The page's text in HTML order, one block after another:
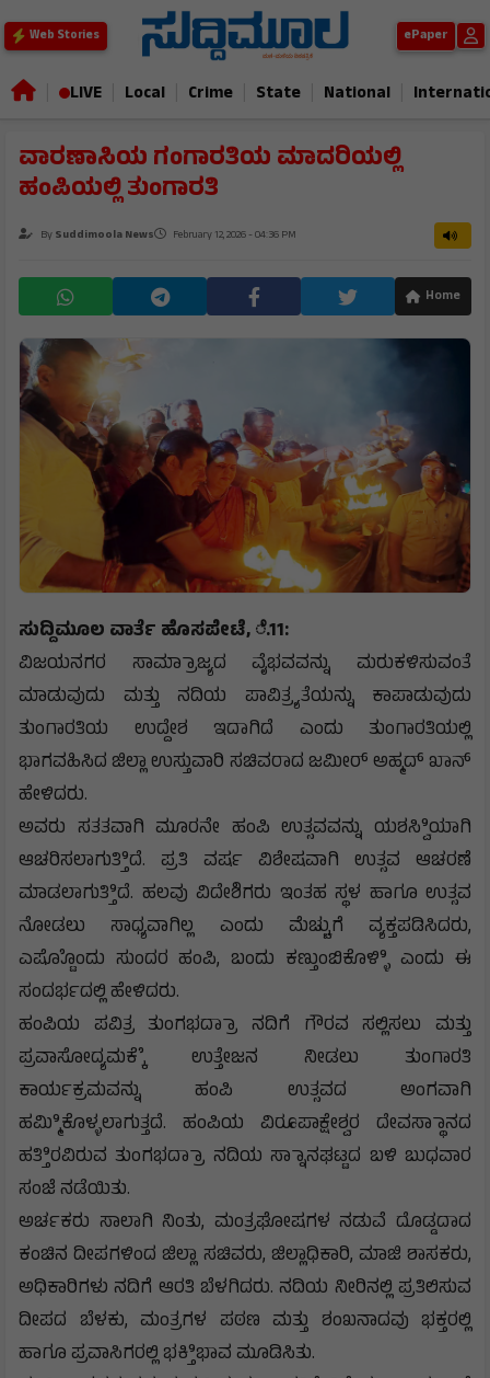
Web Stories ePaper
LIVE Local Crime State National
ವಾರಣಾಸಿಯ ಗಂಗಾರತಿಯ ಮಾದರಿಯಲ್ಲಿ
ಹಂಪಿಯಲ್ಲಿ ತುಂಗಾರತಿ
BySuddimoola News February 12, 2026 - 04:36 PM
Home
ಸುದ್ದಿಮೂಲ ವಾರ್ತೆ ಹೊಸಪೇಟೆ, ೆ.11:
ವಿಜಯನಗರ ಸಾಮ್ರಾಾಜ್ಯದ ವೈಭವವನ್ನು ಮರುಕಳಿಸುವಂತೆ
ಮಾಡುವುದು ಮತ್ತು ನದಿಯ ಪಾವಿತ್ರ್ಯತೆಯನ್ನು ಕಾಪಾಡುವುದು
ತುಂಗಾರತಿಯ ಉದ್ದೇಶ ಇದಾಗಿದೆ ಎಂದು ತುಂಗಾರತಿಯಲ್ಲಿ
ಭಾಗವಹಿಸಿದ ಜಿಲ್ಲಾ ಉಸ್ತುವಾರಿ ಸಚಿವರಾದ ಜಮೀರ್ ಅಹ್ಮದ್ ಖಾನ್
ಹೇಳಿದರು.
ಅವರು ಸತತವಾಗಿ ಮೂರನೇ ಹಂಪಿ ಉತ್ಸವವನ್ನು ಯಶಸ್ವಿಿಯಾಗಿ
ಆಚರಿಸಲಾಗುತ್ತಿಿದೆ. ಪ್ರತಿ ವರ್ಷ ವಿಶೇಷವಾಗಿ ಉತ್ಸವ ಆಚರಣೆ
ಮಾಡಲಾಗುತ್ತಿಿದೆ. ಹಲವು ವಿದೇಶಿಗರು ಇಂತಹ ಸ್ಥಳ ಹಾಗೂ ಉತ್ಸವ
ನೋಡಲು ಸಾಧ್ಯವಾಗಿಲ್ಲ ಎಂದು ಮೆಚ್ಚುಗೆ ವ್ಯಕ್ತಪಡಿಸಿದರು,
ಎಷ್ಟೊೊಂದು ಸುಂದರ ಹಂಪಿ, ಬಂದು ಕಣ್ತುಂಬಿಕೊಳ್ಳಿಿ ಎಂದು ಈ
ಸಂದರ್ಭದಲ್ಲಿ ಹೇಳಿದರು.
ಹಂಪಿಯ ಪವಿತ್ರ ತುಂಗಭದ್ರಾಾ ನದಿಗೆ ಗೌರವ ಸಲ್ಲಿಸಲು ಮತ್ತು
ಪ್ರವಾಸೋದ್ಯಮಕ್ಕೆೆ ಉತ್ತೇಜನ ನೀಡಲು ತುಂಗಾರತಿ
ಕಾರ್ಯಕ್ರಮವನ್ನು ಹಂಪಿ ಉತ್ಸವದ ಅಂಗವಾಗಿ
ಹಮ್ಮಿಿಕೊಳ್ಳಲಾಗುತ್ತದೆ. ಹಂಪಿಯ ವಿರೂಪಾಕ್ಷೇಶ್ವರ ದೇವಸ್ಥಾಾನದ
ಹತ್ತಿಿರವಿರುವ ತುಂಗಭದ್ರಾಾ ನದಿಯ ಸ್ನಾಾನಘಟ್ಟದ ಬಳಿ ಬುಧವಾರ
ಸಂಜೆ ನಡೆಯಿತು.
ಅರ್ಚಕರು ಸಾಲಾಗಿ ನಿಂತು, ಮಂತ್ರಘೋಷಗಳ ನಡುವೆ ದೊಡ್ಡದಾದ
ಕಂಚಿನ ದೀಪಗಳಿಂದ ಜಿಲ್ಲಾ ಸಚಿವರು, ಜಿಲ್ಲಾಧಿಕಾರಿ, ಮಾಜಿ ಶಾಸಕರು,
ಅಧಿಕಾರಿಗಳು ನದಿಗೆ ಆರತಿ ಬೆಳಗಿದರು. ನದಿಯ ನೀರಿನಲ್ಲಿ ಪ್ರತಿಲಿಸುವ
ದೀಪದ ಬೆಳಕು, ಮಂತ್ರಗಳ ಪಠಣ ಮತ್ತು ಶಂಖನಾದವು ಭಕ್ತರಲ್ಲಿ
ಹಾಗೂ ಪ್ರವಾಸಿಗರಲ್ಲಿ ಭಕ್ತಿಿಭಾವ ಮೂಡಿಸಿತು.